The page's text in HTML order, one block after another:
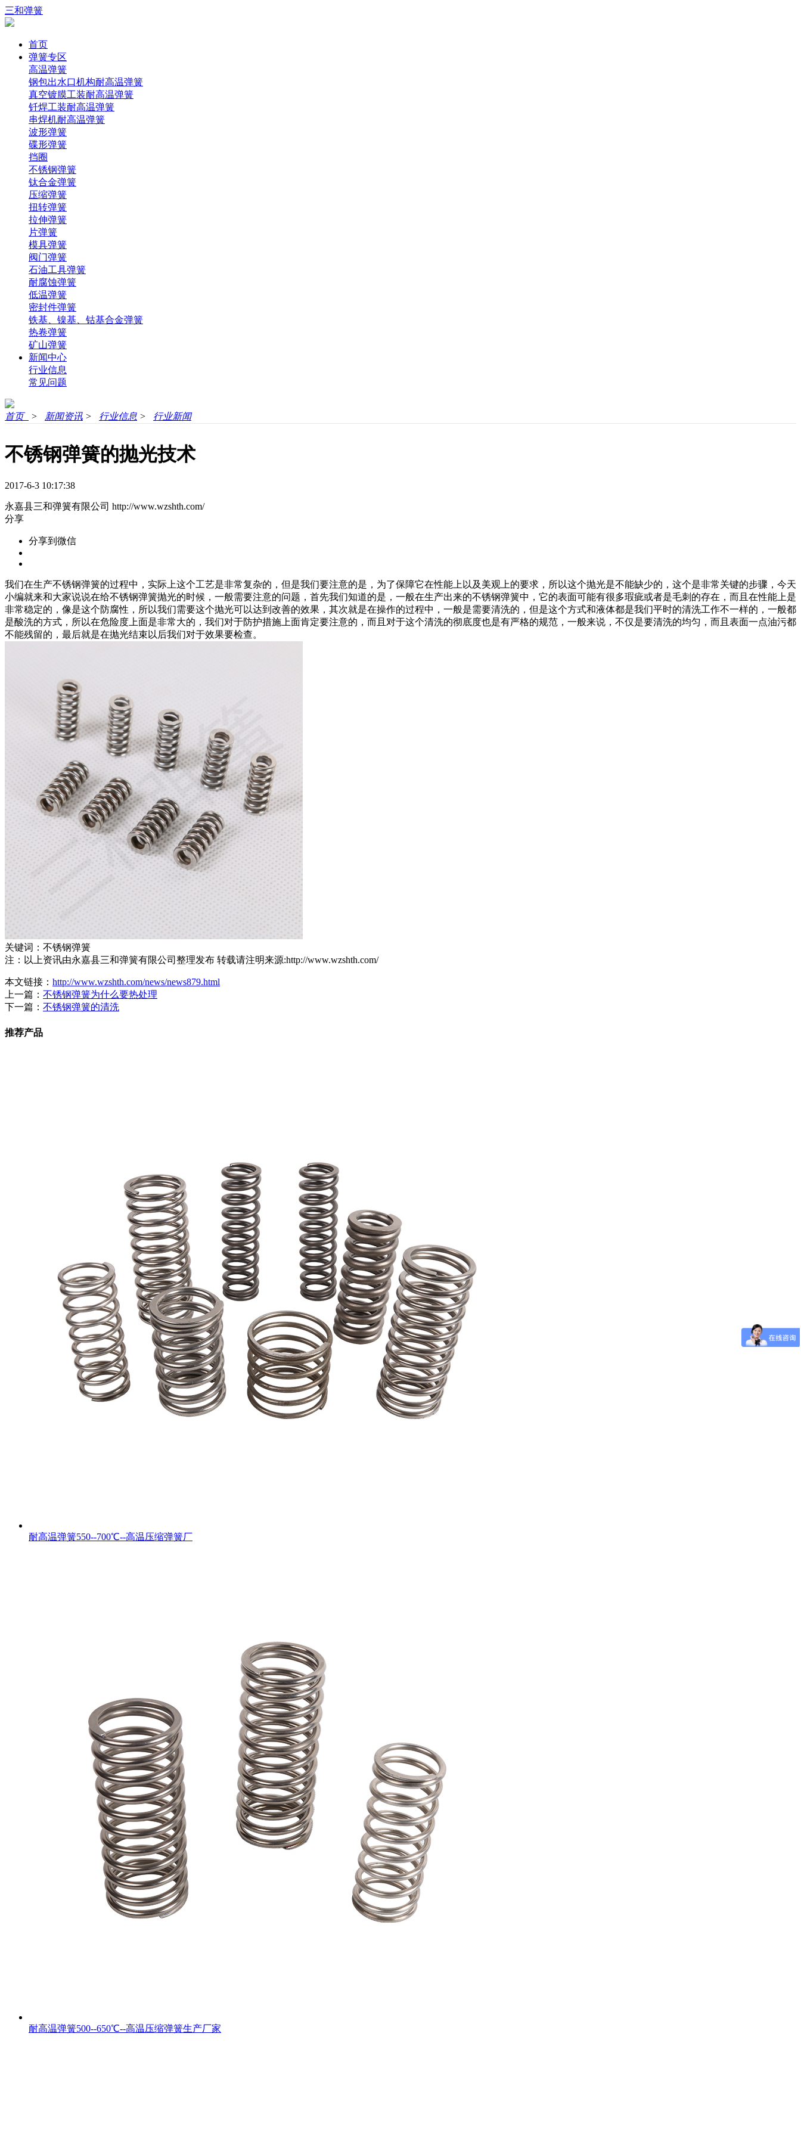
三和弹簧
首页
弹簧专区
高温弹簧
钢包出水口机构耐高温弹簧
真空镀膜工装耐高温弹簧
钎焊工装耐高温弹簧
串焊机耐高温弹簧
波形弹簧
碟形弹簧
挡圈
不锈钢弹簧
钛合金弹簧
压缩弹簧
扭转弹簧
拉伸弹簧
片弹簧
模具弹簧
阀门弹簧
石油工具弹簧
耐腐蚀弹簧
低温弹簧
密封件弹簧
铁基、镍基、钴基合金弹簧
热卷弹簧
矿山弹簧
新闻中心
行业信息
常见问题
首页 > 新闻资讯 > 行业信息 > 行业新闻
不锈钢弹簧的抛光技术
2017-6-3 10:17:38
永嘉县三和弹簧有限公司 http://www.wzshth.com/
分享
分享到微信
我们在生产不锈钢弹簧的过程中，实际上这个工艺是非常复杂的，但是我们要注意的是，为了保障它在性能上以及美观上的要求，所以这个抛光是不能缺少的，这个是非常关键的步骤，今天
小编就来和大家说说在给不锈钢弹簧抛光的时候，一般需要注意的问题，首先我们知道的是，一般在生产出来的不锈钢弹簧中，它的表面可能有很多瑕疵或者是毛刺的存在，而且在性能上是
非常稳定的，像是这个防腐性，所以我们需要这个抛光可以达到改善的效果，其次就是在操作的过程中，一般是需要清洗的，但是这个方式和液体都是我们平时的清洗工作不一样的，一般都
是酸洗的方式，所以在危险度上面是非常大的，我们对于防护措施上面肯定要注意的，而且对于这个清洗的彻底度也是有严格的规范，一般来说，不仅是要清洗的均匀，而且表面一点油污都
不能残留的，最后就是在抛光结束以后我们对于效果要检查。
关键词：不锈钢弹簧
注：以上资讯由永嘉县三和弹簧有限公司整理发布 转载请注明来源:http://www.wzshth.com/
本文链接： http://www.wzshth.com/news/news879.html
上一篇： 不锈钢弹簧为什么要热处理
下一篇： 不锈钢弹簧的清洗
推荐产品
耐高温弹簧550--700℃--高温压缩弹簧厂
耐高温弹簧500--650℃--高温压缩弹簧生产厂家